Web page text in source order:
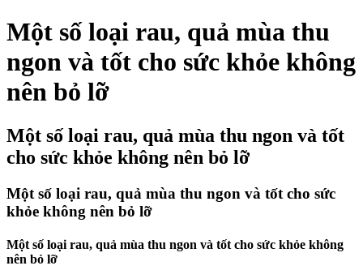
Một số loại rau, quả mùa thu
ngon và tốt cho sức khỏe không
nên bỏ lỡ
Một số loại rau, quả mùa thu ngon và tốt
cho sức khỏe không nên bỏ lỡ
Một số loại rau, quả mùa thu ngon và tốt cho sức
khỏe không nên bỏ lỡ
Một số loại rau, quả mùa thu ngon và tốt cho sức khỏe không
nên bỏ lỡ